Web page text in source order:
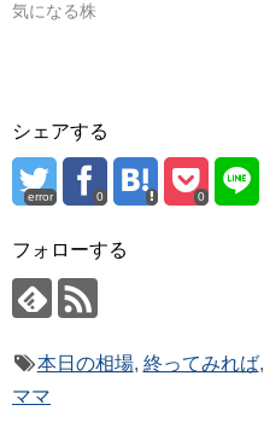
気になる株
シェアする
error 0 0
フォローする
本日の相場, 終ってみれば,
ママ